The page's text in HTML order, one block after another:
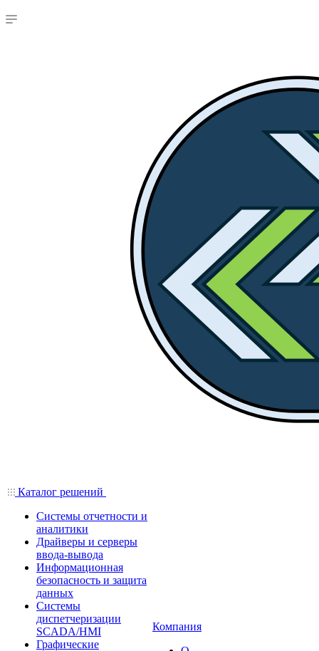
Каталог решений
Системы отчетности и
аналитики
Драйверы и серверы
ввода-вывода
Информационная
безопасность и защита
данных
Системы
диспетчеризации
SCADA/HMI
Графические
Компания